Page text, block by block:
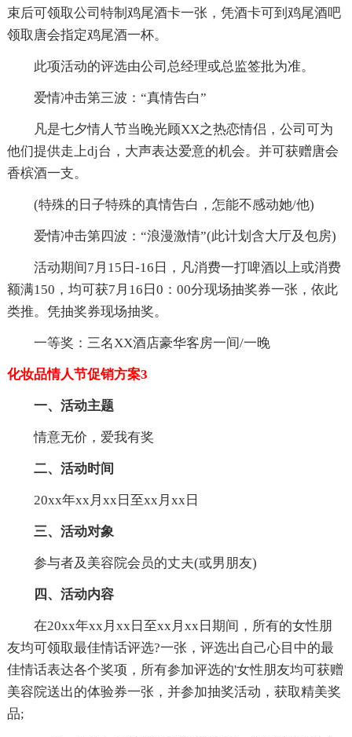
束后可领取公司特制鸡尾酒卡一张，凭酒卡可到鸡尾酒吧
领取唐会指定鸡尾酒一杯。
此项活动的评选由公司总经理或总监签批为准。
爱情冲击第三波：“真情告白”
凡是七夕情人节当晚光顾XX之热恋情侣，公司可为
他们提供走上dj台，大声表达爱意的机会。并可获赠唐会
香槟酒一支。
(特殊的日子特殊的真情告白，怎能不感动她/他)
爱情冲击第四波：“浪漫激情”(此计划含大厅及包房)
活动期间7月15日-16日，凡消费一打啤酒以上或消费
额满150，均可获7月16日0：00分现场抽奖券一张，依此
类推。凭抽奖券现场抽奖。
一等奖：三名XX酒店豪华客房一间/一晚
化妆品情人节促销方案3
一、活动主题
情意无价，爱我有奖
二、活动时间
20xx年xx月xx日至xx月xx日
三、活动对象
参与者及美容院会员的丈夫(或男朋友)
四、活动内容
在20xx年xx月xx日至xx月xx日期间，所有的女性朋
友均可领取最佳情话评选?一张，评选出自己心目中的最
佳情话表达各个奖项，所有参加评选的'女性朋友均可获赠
美容院送出的体验券一张，并参加抽奖活动，获取精美奖
品;